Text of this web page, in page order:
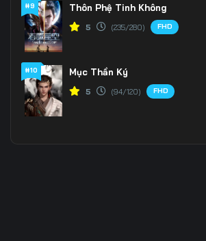
#9 Thôn Phệ Tinh Không
5 (235/280) FHD
#10 Mục Thần Ký
5 (94/120) FHD